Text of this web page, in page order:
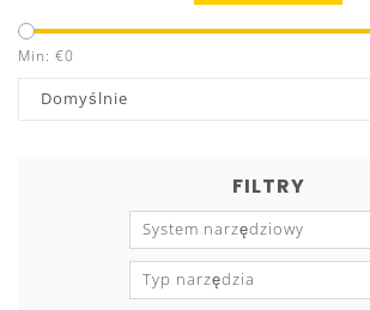
Min: €0
Domyślnie
FILTRY
System narzędziowy
Typ narzędzia